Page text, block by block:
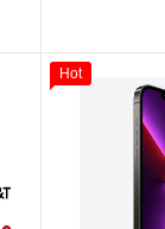
các Phụ Kiện
Hot